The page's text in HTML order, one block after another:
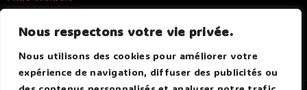
Nous respectons votre vie privée.
Nous utilisons des cookies pour améliorer votre
expérience de navigation, diffuser des publicités ou
Sissel